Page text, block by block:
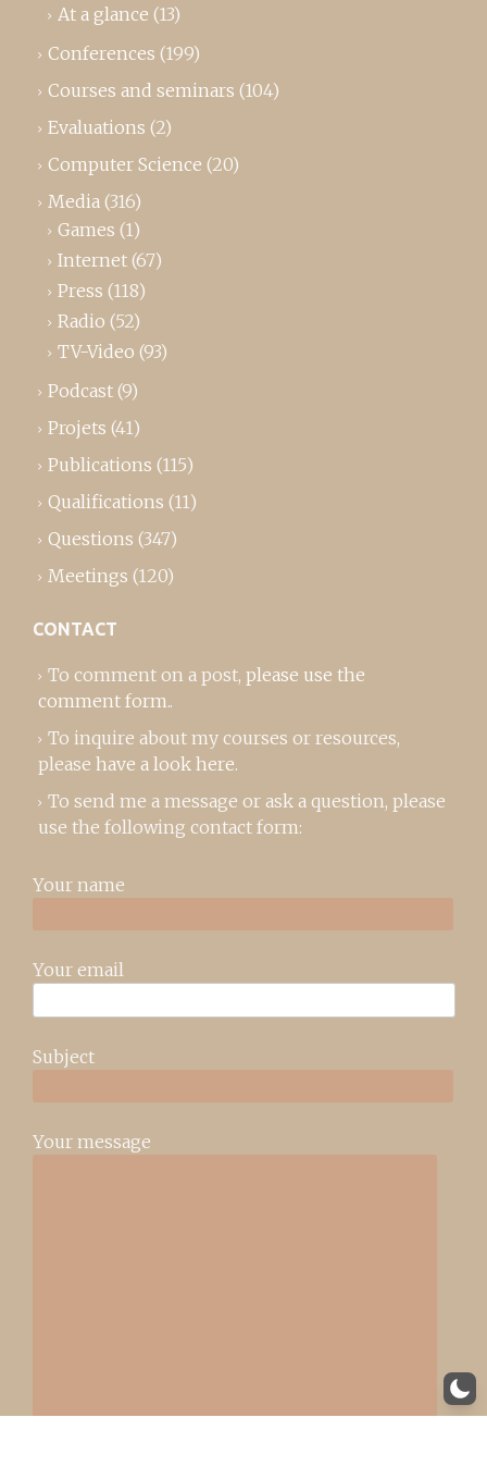
At a glance (13)
Conferences (199)
Courses and seminars (104)
Evaluations (2)
Computer Science (20)
Media (316)
Games (1)
Internet (67)
Press (118)
Radio (52)
TV-Video (93)
Podcast (9)
Projets (41)
Publications (115)
Qualifications (11)
Questions (347)
Meetings (120)
CONTACT
To comment on a post, please use the
comment form..
To inquire about my courses or resources,
please have a look here.
To send me a message or ask a question, please
use the following contact form:
Your name
Your email
Subject
Your message